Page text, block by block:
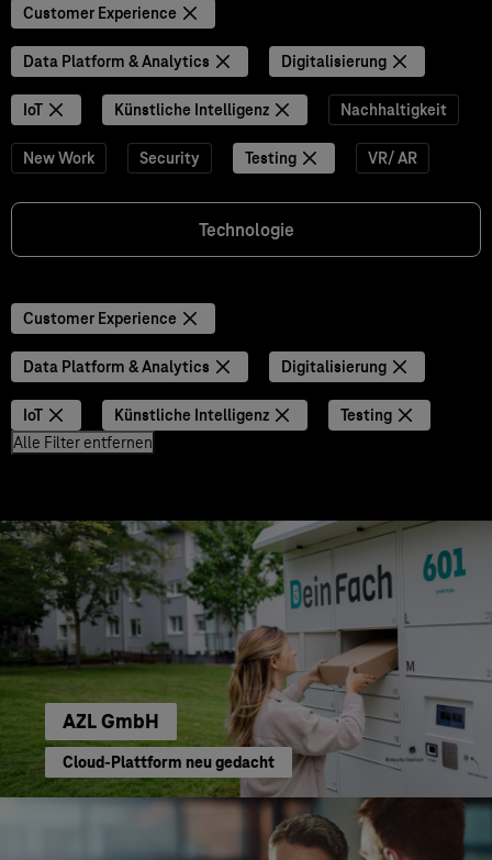
Customer Experience
Data Platform & Analytics Digitalisierung
IoT Künstliche Intelligenz Nachhaltigkeit
New Work Security Testing VR/ AR
Technologie
Customer Experience
Data Platform & Analytics Digitalisierung
IoT Künstliche Intelligenz
Testing
Alle Filter entfernen
AZL GmbH
Cloud-Plattform neu gedacht